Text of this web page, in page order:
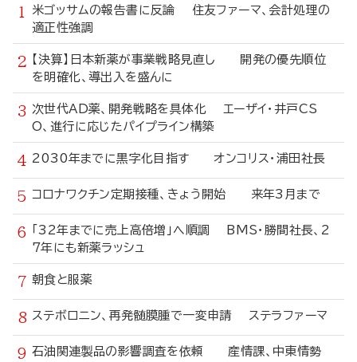
米ゴッサムの報告書に反論 住友ファーマ、会計処理の
適正性強調
【決算】日本新薬が事業戦略見直し 開発の優先順位
を明確化、導出入を盛んに
次世代AD薬、開発戦略を具体化 エーザイ・井戸CS
O、進行に応じたパイプライン構築
2030年までに黒字化目指す オンコリス・浦田社長
コロナワクチン定期接種、きょう開始 来年3月まで
「32年までに売上高倍増」へ順調 BMS・勝間社長、2
7年にも新薬ラッシュ
朝食と服薬
ステボロニン、再発髄膜腫で一変申請 ステラファーマ
石油関連製品の影響調査を依頼 産情課、中東情勢